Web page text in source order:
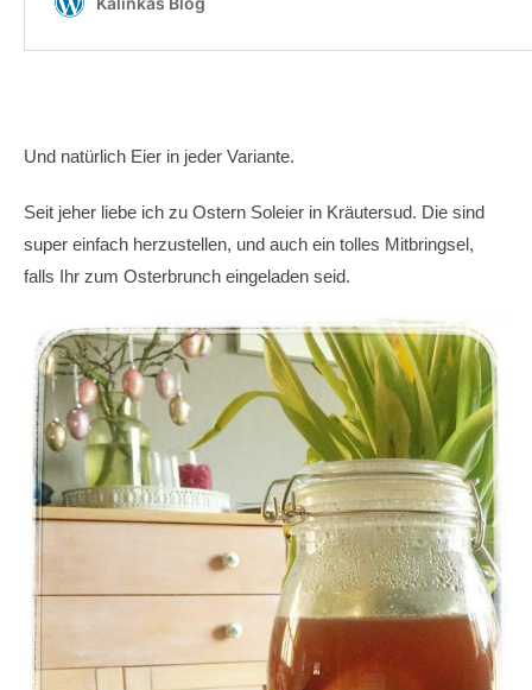
Und natürlich Eier in jeder Variante.
Seit jeher liebe ich zu Ostern Soleier in Kräutersud. Die sind
super einfach herzustellen, und auch ein tolles Mitbringsel,
falls Ihr zum Osterbrunch eingeladen seid.